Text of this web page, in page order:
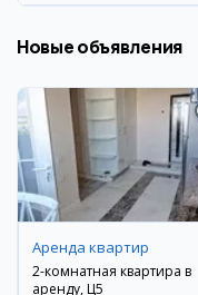
Новые объявления
Аренда квартир
2-комнатная квартира в
аренду, Ц5